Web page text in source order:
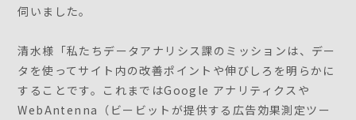
伺いました。
清水様「私たちデータアナリシス課のミッションは、デー
タを使ってサイト内の改善ポイントや伸びしろを明らかに
することです。これまではGoogle アナリティクスや
WebAntenna（ビービットが提供する広告効果測定ツー